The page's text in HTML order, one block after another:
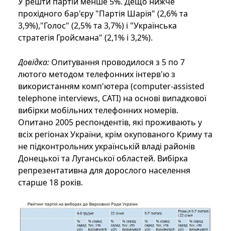
прохідного бар'єру "Партія Шарія" (2,6% та
3,9%),"Голос" (2,5% та 3,7%) і "Українська
стратегія Гройсмана" (2,1% і 3,2%).
Довідка: Опитування проводилося з 5 по 7
лютого методом телефонних інтерв'ю з
використанням комп'ютера (computer-assisted
telephone interviews, CATI) на основі випадкової
вибірки мобільних телефонних номерів.
Опитано 2005 респондентів, які проживають у
всіх регіонах України, крім окупованого Криму та
не підконтрольних українській владі районів
Донецької та Луганської областей. Вибірка
репрезентативна для дорослого населення
старше 18 років.